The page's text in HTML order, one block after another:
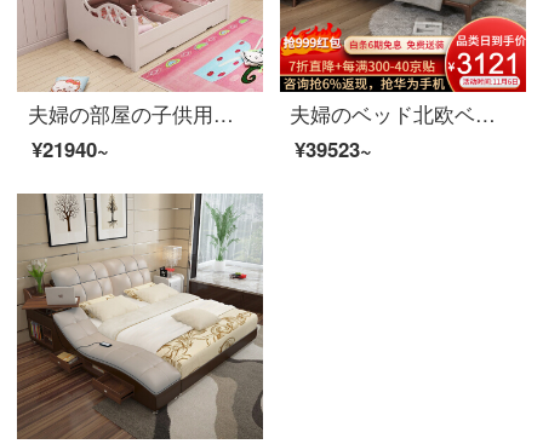
夫婦の部屋の子供用ベッドと韓国式の洋服だんすの組み合わせベッドの多機能収納物田園ベッドルームの家具たんすのベッド+高箱(モップを含まない)1200*1900
¥21940~
夫婦のベッド北欧ベッドの実木ダブルベッド1.8メートルシンプルベッドルームの布芸ベッドの家具ベッド+マットレス+マットレス*1 1800*2000
¥39523~